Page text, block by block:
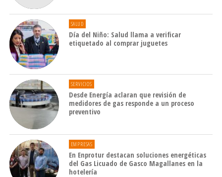
SALUD
Día del Niño: Salud llama a verificar
etiquetado al comprar juguetes
SERVICIOS
Desde Energía aclaran que revisión de
medidores de gas responde a un proceso
preventivo
EMPRESAS
En Enprotur destacan soluciones energéticas
del Gas Licuado de Gasco Magallanes en la
hotelería